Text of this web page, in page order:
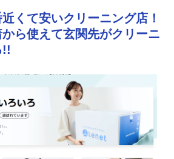
くて安いクリーニング店！
ら使えて玄関先がクリーニ
!!